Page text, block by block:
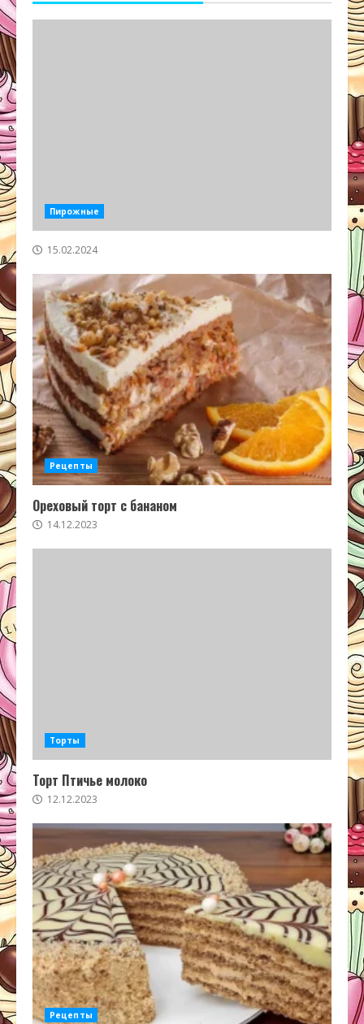
Пирожные
15.02.2024
Рецепты
Ореховый торт с бананом
14.12.2023
Торты
Торт Птичье молоко
12.12.2023
Рецепты